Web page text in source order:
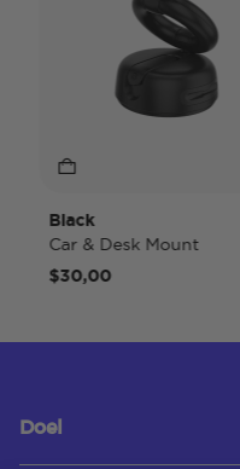
Black
Car & Desk Mount
$30,00
Doel